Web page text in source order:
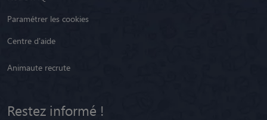
Paramétrer les cookies
Centre d'aide
Animaute recrute
Restez informé !